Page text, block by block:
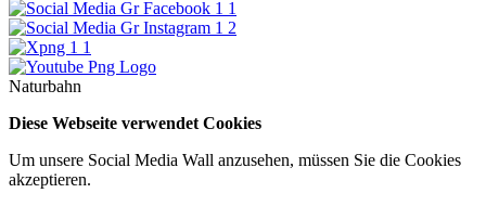
Naturbahn
Diese Webseite verwendet Cookies
Um unsere Social Media Wall anzusehen, müssen Sie die Cookies
akzeptieren.